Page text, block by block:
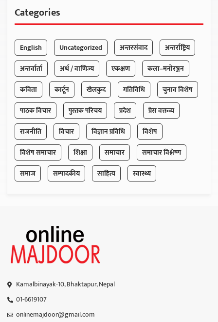
Categories
English Uncategorized अन्तरसंवाद
अन्तर्राष्ट्रिय
अन्तर्वार्ता
अर्थ / वाणिज्य एकक्षण
कला–मनोरञ्जन
कविता
कार्टून खेलकुद गतिविधि
चुनाव विशेष
पाठक विचार
पुस्तक परिचय प्रदेश
प्रेस वक्तव्य
राजनीति
विचार विज्ञान प्रविधि
विशेष
विशेष समाचार
शिक्षा समाचार
समाचार विश्लेष्ण
समाज
सम्पादकीय साहित्य स्वास्थ्य
Kamalbinayak-10, Bhaktapur, Nepal
01-6619107
onlinemajdoor@gmail.com